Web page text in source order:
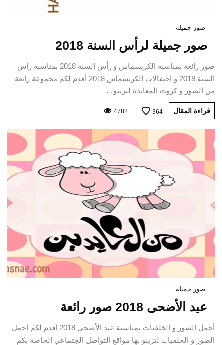
صور جميله
صور جميلة لرأس السنة 2018
صور رائعة بمناسبة الكريسماس و رأس السنة 2018 بمناسبة راس
السنة 2018 و احتفالات الكريسماس 2018 أقدم لكم مجموعة رائعة
من الصور و كروت المعايدة لتزينو…
قراءة المقال 364
4782
صور جميله
عيد الأضحى 2018 صور رائعة
أجمل الصور و الخلفيات بمناسبة عيد الأضحى 2018 أقدم لكم أجمل
الصور و الخلفيات لتزينو بها مواقع التواصل الجتماعي الخاصة بكم